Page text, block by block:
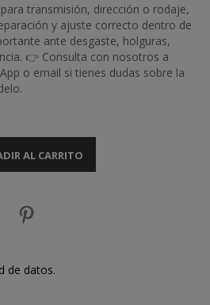
transmisión, dirección o rodaje,
y ajuste correcto dentro de
ante desgaste, holguras,
👉 Consulta con nosotros a
o email si tienes dudas sobre la
AL CARRITO
de datos.